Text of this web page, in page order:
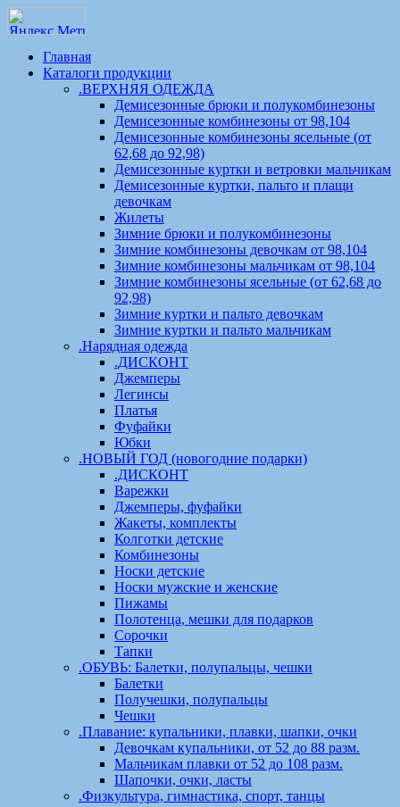
Главная
Каталоги продукции
.ВЕРХНЯЯ ОДЕЖДА
Демисезонные брюки и полукомбинезоны
Демисезонные комбинезоны от 98,104
Демисезонные комбинезоны ясельные (от
62,68 до 92,98)
Демисезонные куртки и ветровки мальчикам
Демисезонные куртки, пальто и плащи
девочкам
Жилеты
Зимние брюки и полукомбинезоны
Зимние комбинезоны девочкам от 98,104
Зимние комбинезоны мальчикам от 98,104
Зимние комбинезоны ясельные (от 62,68 до
92,98)
Зимние куртки и пальто девочкам
Зимние куртки и пальто мальчикам
.Нарядная одежда
.ДИСКОНТ
Джемперы
Легинсы
Платья
Фуфайки
Юбки
.НОВЫЙ ГОД (новогодние подарки)
.ДИСКОНТ
Варежки
Джемперы, фуфайки
Жакеты, комплекты
Колготки детские
Комбинезоны
Носки детские
Носки мужские и женские
Пижамы
Полотенца, мешки для подарков
Сорочки
Тапки
.ОБУВЬ: Балетки, полупальцы, чешки
Балетки
Получешки, полупальцы
Чешки
.Плавание: купальники, плавки, шапки, очки
Девочкам купальники, от 52 до 88 разм.
Мальчикам плавки от 52 до 108 разм.
Шапочки, очки, ласты
.Физкультура, гимнастика, спорт, танцы